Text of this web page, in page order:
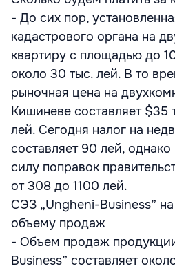
- До сих пор,
кадастрового органа на
квартиру с площадью до
около 30 тыс. лей. В то
рыночная цена на
Кишиневе составляет $35
лей. Сегодня налог на
составляет 90 лей,
силу поправок
от 308 до 1100 лей.
СЭЗ „Ungheni-Business”
объему продаж
- Объем продаж
Business” составляет